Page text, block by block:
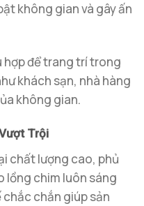
không gian và gây ấn
hợp để trang trí trong
khách sạn, nhà hàng
không gian.
Trội
chất lượng cao, phủ
lồng chim luôn sáng
chắn giúp sản